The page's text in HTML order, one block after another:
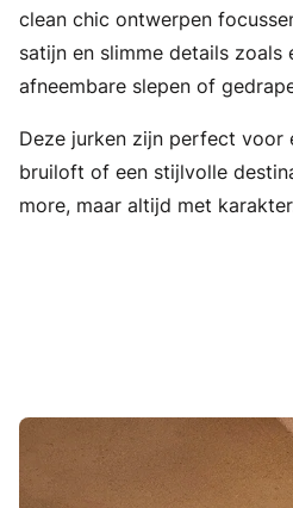
clean chic ontwerpen
satijn en slimme details zoals
afneembare slepen of
Deze jurken zijn perfect voor
bruiloft of een stijlvolle
more, maar altijd met